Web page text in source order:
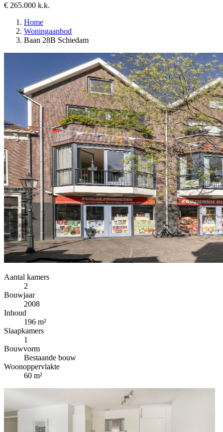
€ 265.000 k.k.
Home
Woningaanbod
Baan 28B Schiedam
Aantal kamers
2
Bouwjaar
2008
Inhoud
196 m²
Slaapkamers
1
Bouwvorm
Bestaande bouw
Woonoppervlakte
60 m²